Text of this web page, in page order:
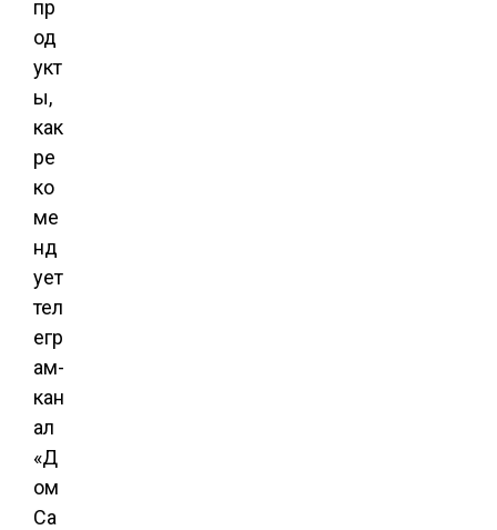
пр
од
укт
ы,
как
ре
ко
ме
нд
ует
тел
егр
ам-
кан
ал
«Д
ом
Са